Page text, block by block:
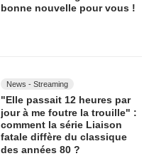
bonne nouvelle pour vous !
News - Streaming
"Elle passait 12 heures par
jour à me foutre la trouille" :
comment la série Liaison
fatale diffère du classique
des années 80 ?